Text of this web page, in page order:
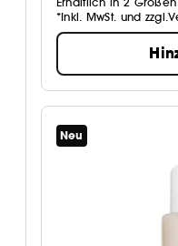
*Inkl. MwSt. und
Neu